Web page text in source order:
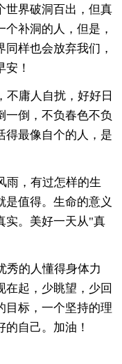
世界破洞百出，但真
补洞的人，但是，
样也会放弃我们，
！
不庸人自扰，好好日
一倒，不负春色不负
得最像自个的人，是
雨，有过怎样的生
是值得。生命的意义
实。美好一天从"真
秀的人懂得身体力
在起，少眺望，少回
目标，一个坚持的理
自己。加油！